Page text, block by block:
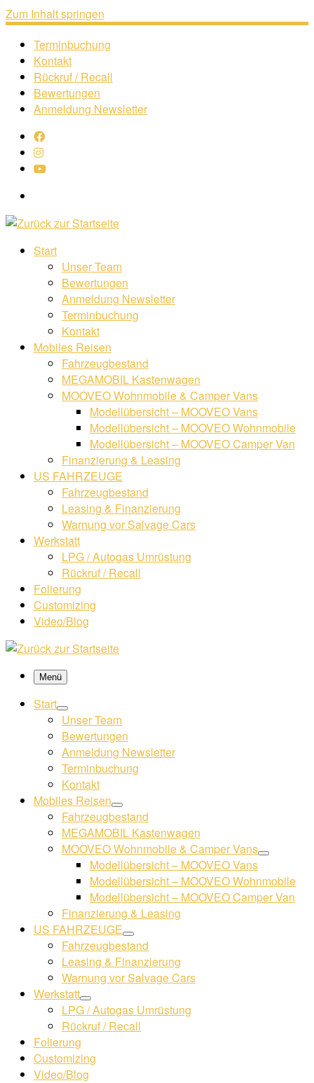
Zum Inhalt springen
Terminbuchung
Kontakt
Rückruf / Recall
Bewertungen
Anmeldung Newsletter
Start
Unser Team
Bewertungen
Anmeldung Newsletter
Terminbuchung
Kontakt
Mobiles Reisen
Fahrzeugbestand
MEGAMOBIL Kastenwagen
MOOVEO Wohnmobile & Camper Vans
Modellübersicht – MOOVEO Vans
Modellübersicht – MOOVEO Wohnmobile
Modellübersicht – MOOVEO Camper Van
Finanzierung & Leasing
US FAHRZEUGE
Fahrzeugbestand
Leasing & Finanzierung
Warnung vor Salvage Cars
Werkstatt
LPG / Autogas Umrüstung
Rückruf / Recall
Folierung
Customizing
Video/Blog
Menü
Start
Unser Team
Bewertungen
Anmeldung Newsletter
Terminbuchung
Kontakt
Mobiles Reisen
Fahrzeugbestand
MEGAMOBIL Kastenwagen
MOOVEO Wohnmobile & Camper Vans
Modellübersicht – MOOVEO Vans
Modellübersicht – MOOVEO Wohnmobile
Modellübersicht – MOOVEO Camper Van
Finanzierung & Leasing
US FAHRZEUGE
Fahrzeugbestand
Leasing & Finanzierung
Warnung vor Salvage Cars
Werkstatt
LPG / Autogas Umrüstung
Rückruf / Recall
Folierung
Customizing
Video/Blog